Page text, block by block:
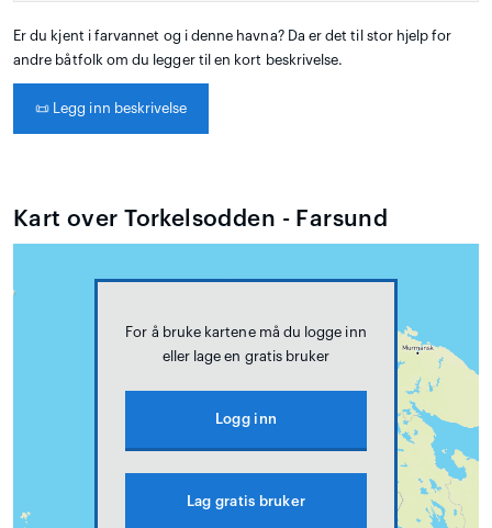
Er du kjent i farvannet og i denne havna? Da er det til stor hjelp for
andre båtfolk om du legger til en kort beskrivelse.
📜 Legg inn beskrivelse
Kart over Torkelsodden - Farsund
For å bruke kartene må du logge inn
eller lage en gratis bruker
Logg inn
Lag gratis bruker